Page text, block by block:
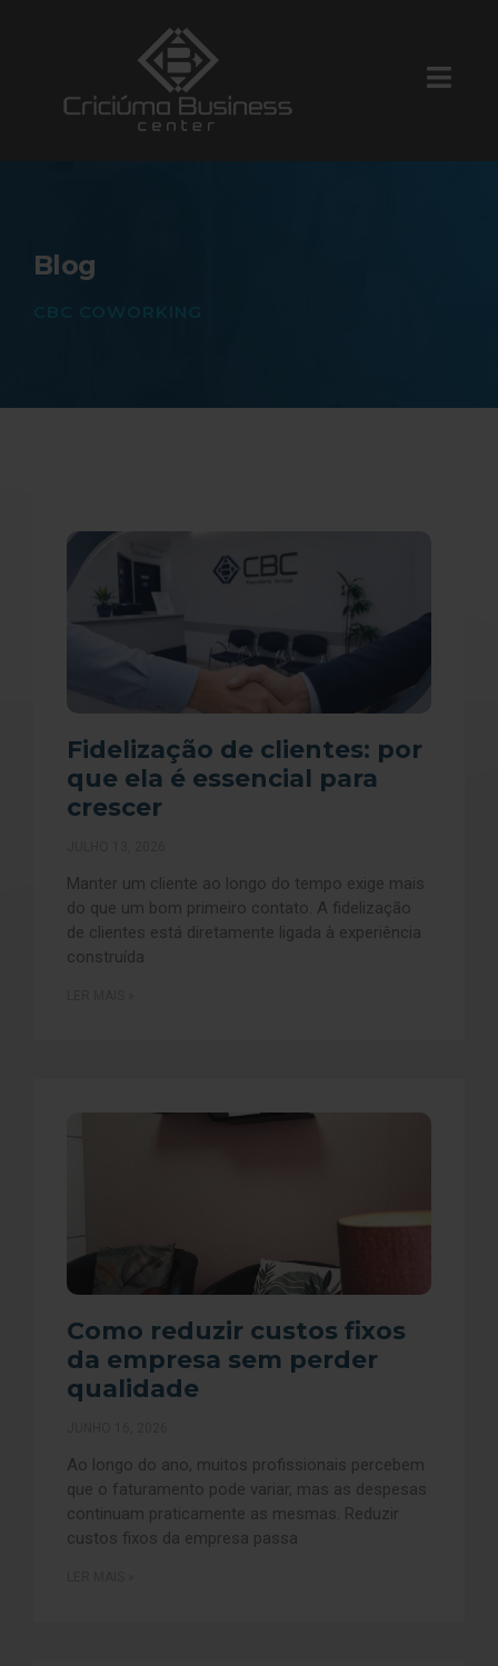
Blog
Fidelização de clientes: por
que ela é essencial para
crescer
Manter um cliente ao longo do tempo exige mais
do que um bom primeiro contato. A fidelização
de clientes está diretamente ligada à experiência
construída
Como reduzir custos fixos
da empresa sem perder
qualidade
Ao longo do ano, muitos profissionais percebem
que o faturamento pode variar, mas as despesas
continuam praticamente as mesmas. Reduzir
custos fixos da empresa passa